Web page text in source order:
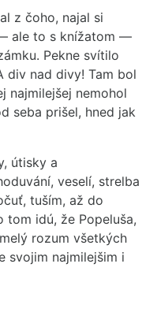
z čoho, najal si
ale to s knížatom —
Pekne svítilo
div nad divy! Tam bol
najmilejšej nemohol
seba prišel, hned jak
útisky a
veselí, strelba
tuším, až do
tom idú, že Popeluša,
rozum všetkých
svojim najmilejšim i